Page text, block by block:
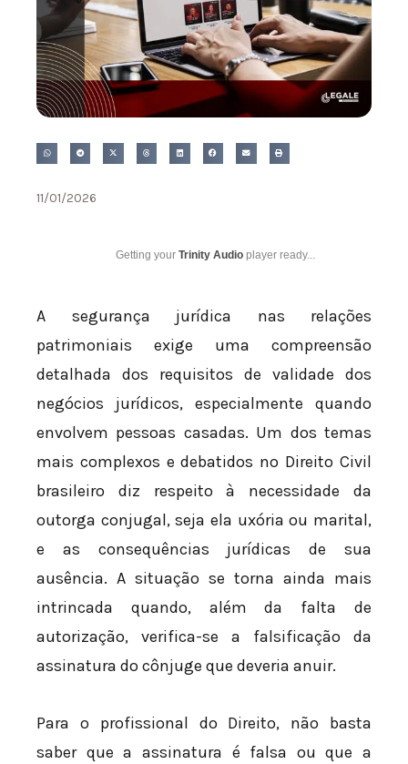
11/01/2026
Getting your Trinity Audio player ready...
A segurança jurídica nas relações
patrimoniais exige uma compreensão
detalhada dos requisitos de validade dos
negócios jurídicos, especialmente quando
envolvem pessoas casadas. Um dos temas
mais complexos e debatidos no Direito Civil
brasileiro diz respeito à necessidade da
outorga conjugal, seja ela uxória ou marital,
e as consequências jurídicas de sua
ausência. A situação se torna ainda mais
intrincada quando, além da falta de
autorização, verifica-se a falsificação da
assinatura do cônjuge que deveria anuir.
Para o profissional do Direito, não basta
saber que a assinatura é falsa ou que a